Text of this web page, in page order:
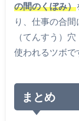
の間のくぼみ）
り、仕事の合
（てんすう）
使われるツボで
まとめ